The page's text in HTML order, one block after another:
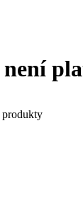
produkty